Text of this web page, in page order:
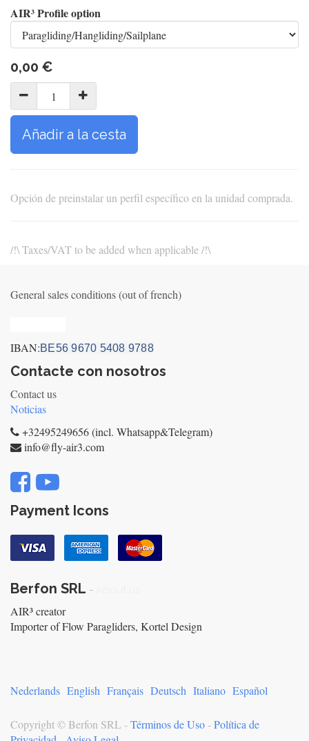
AIR³ Profile option
0,00 €
Añadir a la cesta
Opción de preinstalar un perfil específico en la unidad comprada.
/!\ Taxes/VAT to be added when applicable /!\
General sales conditions (out of french)
IBAN:BE56 9670 5408 9788
Contacte con nosotros
Contact us
Noticias
+32495249656 (incl. Whatsapp&Telegram)
info@fly-air3.com
Payment Icons
Berfon SRL -
AIR³ creator
Importer of Flow Paragliders, Kortel Design
Nederlands English Français Deutsch Italiano Español
Copyright © Berfon SRL-Términos de Uso-Política de